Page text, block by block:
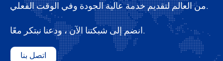
من العالم لتقديم خدمة عالية الجودة وفي الوقت الفعلي.
انضم إلى شبكتنا الآن ، ودعنا نبتكر معًا.
اتصل بنا